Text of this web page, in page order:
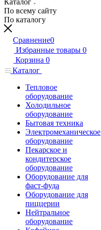
Каталог
По всему сайту
По каталогу
Сравнение0
Избранные товары 0
Корзина 0
Каталог
Тепловое
оборудование
Холодильное
оборудование
Бытовая техника
Электромеханическое
оборудование
Пекарское и
кондитерское
оборудование
Оборудование для
фаст-фуда
Оборудование для
пиццерии
Нейтральное
оборудование